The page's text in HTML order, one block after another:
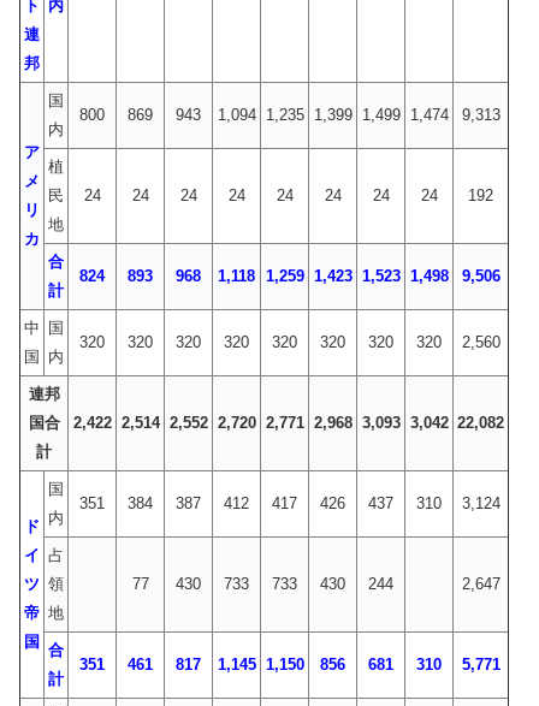
ト
連
邦
内
ア
メ
リ
カ
国
内
800 869 943 1,094 1,235 1,399 1,499 1,474 9,313
植
民
地
24 24 24 24 24 24 24 24 192
合
計
824 893 968 1,118 1,259 1,423 1,523 1,498 9,506
中
国
国
内
320 320 320 320 320 320 320 320 2,560
連邦
国合
計
2,422 2,514 2,552 2,720 2,771 2,968 3,093 3,042 22,082
ド
イ
ツ
帝
国
国
内
351 384 387 412 417 426 437 310 3,124
占
領
地
77 430 733 733 430 244 2,647
合
計
351 461 817 1,145 1,150 856 681 310 5,771